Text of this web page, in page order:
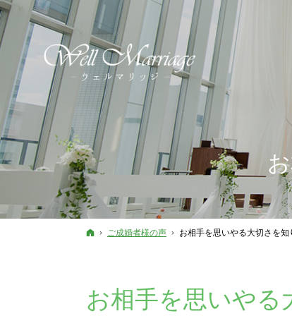
ホーム
ご成婚者様の声 お相手を思いやる大切さを
お相手を思いや